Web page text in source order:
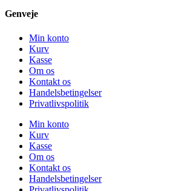
Genveje
Min konto
Kurv
Kasse
Om os
Kontakt os
Handelsbetingelser
Privatlivspolitik
Min konto
Kurv
Kasse
Om os
Kontakt os
Handelsbetingelser